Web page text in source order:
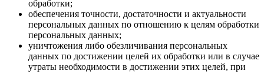
обработки;
обеспечения точности, достаточности и актуальности
персональных данных по отношению к целям обработки
персональных данных;
уничтожения либо обезличивания персональных
данных по достижении целей их обработки или в случае
утраты необходимости в достижении этих целей, при